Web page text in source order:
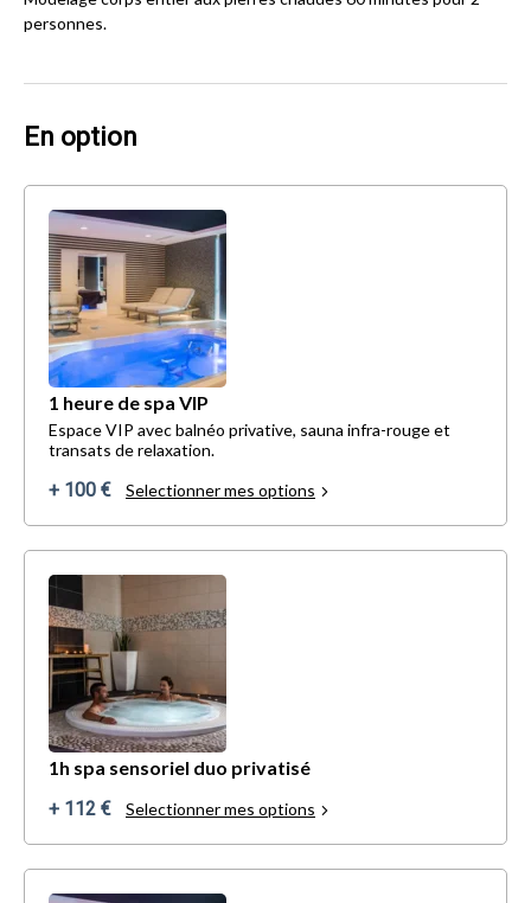
personnes.
En option
1 heure de spa VIP
Espace VIP avec balnéo privative, sauna infra-rouge et
transats de relaxation.
+ 100 € Selectionner mes options
1h spa sensoriel duo privatisé
+ 112 €
Selectionner mes options